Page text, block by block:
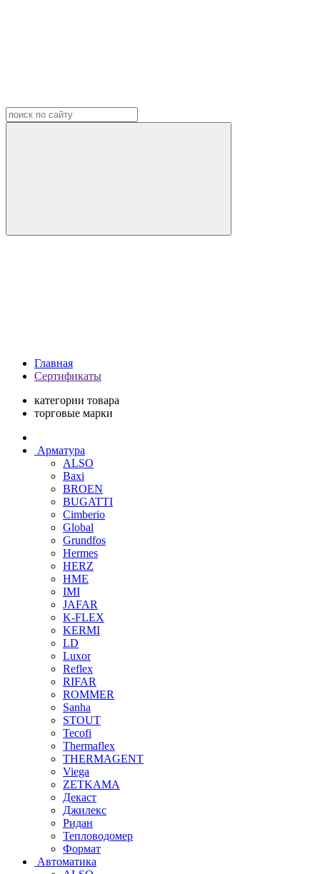
Главная
Сертификаты
категории товара
торговые марки
Арматура
ALSO
Baxi
BROEN
BUGATTI
Cimberio
Global
Grundfos
Hermes
HERZ
HME
IMI
JAFAR
K-FLEX
KERMI
LD
Luxor
Reflex
RIFAR
ROMMER
Sanha
STOUT
Tecofi
Thermaflex
THERMAGENT
Viega
ZETKAMA
Декаст
Джилекс
Ридан
Тепловодомер
Формат
Автоматика